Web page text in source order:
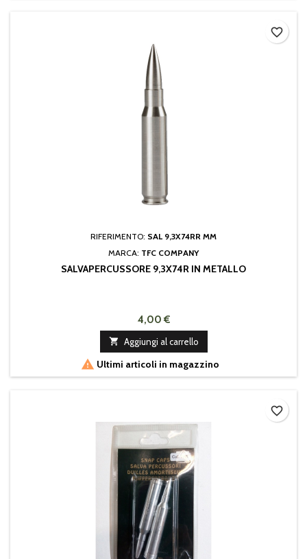
RIFERIMENTO: SAL 9,3X74RR MM
MARCA: TFC COMPANY
SALVAPERCUSSORE 9,3X74R IN METALLO
4,00 €
 Aggiungi al carrello
 Ultimi articoli in magazzino
favorite_border
favorite_border